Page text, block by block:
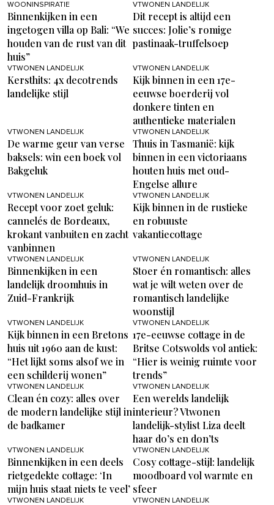
WOONINSPIRATIE
Binnenkijken in een
ingetogen villa op Bali: “We
houden van de rust van dit
huis”
VTWONEN LANDELIJK
Dit recept is altijd een
succes: Jolie’s romige
pastinaak-truffelsoep
VTWONEN LANDELIJK
Kersthits: 4x decotrends
landelijke stijl
VTWONEN LANDELIJK
Kijk binnen in een 17e-
eeuwse boerderij vol
donkere tinten en
authentieke materialen
VTWONEN LANDELIJK
De warme geur van verse
baksels: win een boek vol
Bakgeluk
VTWONEN LANDELIJK
Thuis in Tasmanië: kijk
binnen in een victoriaans
houten huis met oud-
Engelse allure
VTWONEN LANDELIJK
Recept voor zoet geluk:
cannelés de Bordeaux,
krokant vanbuiten en zacht
vanbinnen
VTWONEN LANDELIJK
Kijk binnen in de rustieke
en robuuste
vakantiecottage
VTWONEN LANDELIJK
Binnenkijken in een
landelijk droomhuis in
Zuid-Frankrijk
VTWONEN LANDELIJK
Stoer én romantisch: alles
wat je wilt weten over de
romantisch landelijke
woonstijl
VTWONEN LANDELIJK
Kijk binnen in een Bretons
huis uit 1960 aan de kust:
“Het lijkt soms alsof we in
een schilderij wonen”
VTWONEN LANDELIJK
17e-eeuwse cottage in de
Britse Cotswolds vol antiek:
“Hier is weinig ruimte voor
trends”
VTWONEN LANDELIJK
Clean én cozy: alles over
de modern landelijke stijl in
de badkamer
VTWONEN LANDELIJK
Een werelds landelijk
interieur? Vtwonen
landelijk-stylist Liza deelt
haar do’s en don’ts
VTWONEN LANDELIJK
Binnenkijken in een deels
rietgedekte cottage: ‘In
mijn huis staat niets te veel’
VTWONEN LANDELIJK
Cosy cottage-stijl: landelijk
moodboard vol warmte en
sfeer
VTWONEN LANDELIJK VTWONEN LANDELIJK